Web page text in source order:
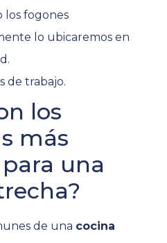
los fogones
lo ubicaremos en
de trabajo.
los
más
una
de una cocina